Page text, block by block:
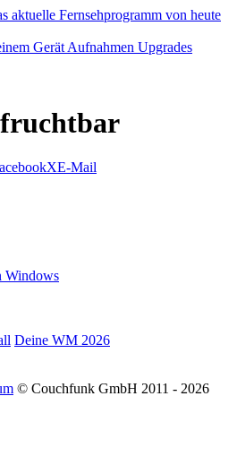
Gerät Aufnahmen Upgrades
XE-Mail
Windows
Deine WM 2026
© Couchfunk GmbH 2011 - 2026